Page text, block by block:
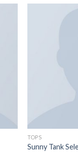
TOPS
Sunny Tank